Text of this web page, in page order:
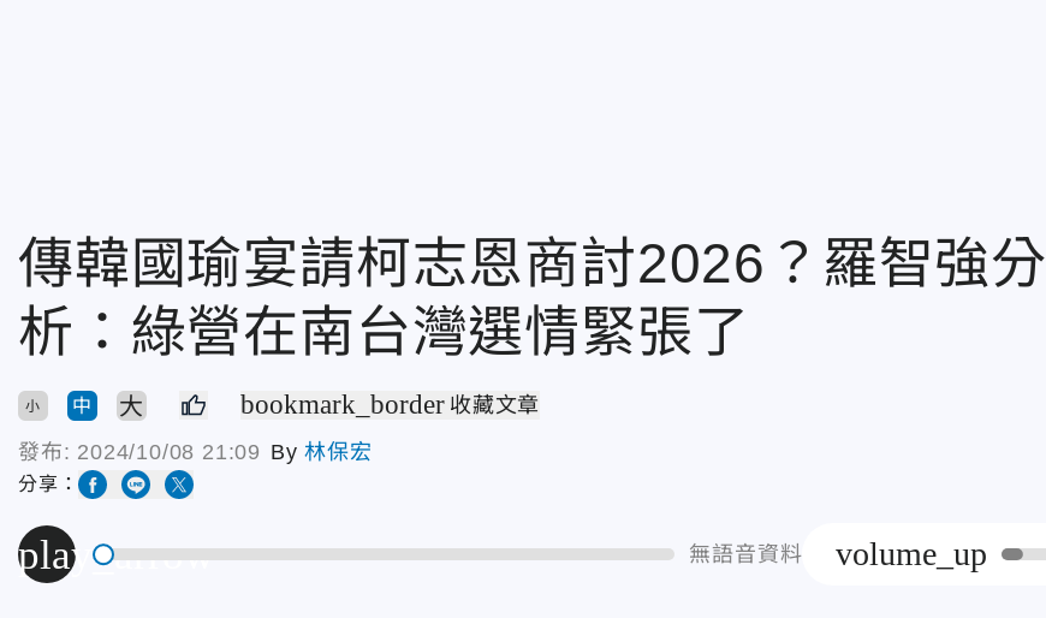
傳韓國瑜宴請柯志恩商討2026？羅智強分
析：綠營在南台灣選情緊張了
小 中 大 bookmark_border 收藏文章
發布: 2024/10/08 21:09 By林保宏
分享：
play_arrow 無語音資料 volume_up